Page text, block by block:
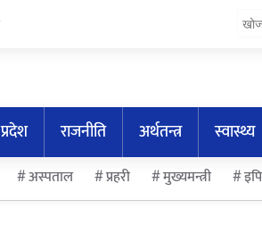
प्रदेश राजनीति अर्थतन्त्र स्वास्थ्य
अस्पताल प्रहरी मुख्यमन्त्री